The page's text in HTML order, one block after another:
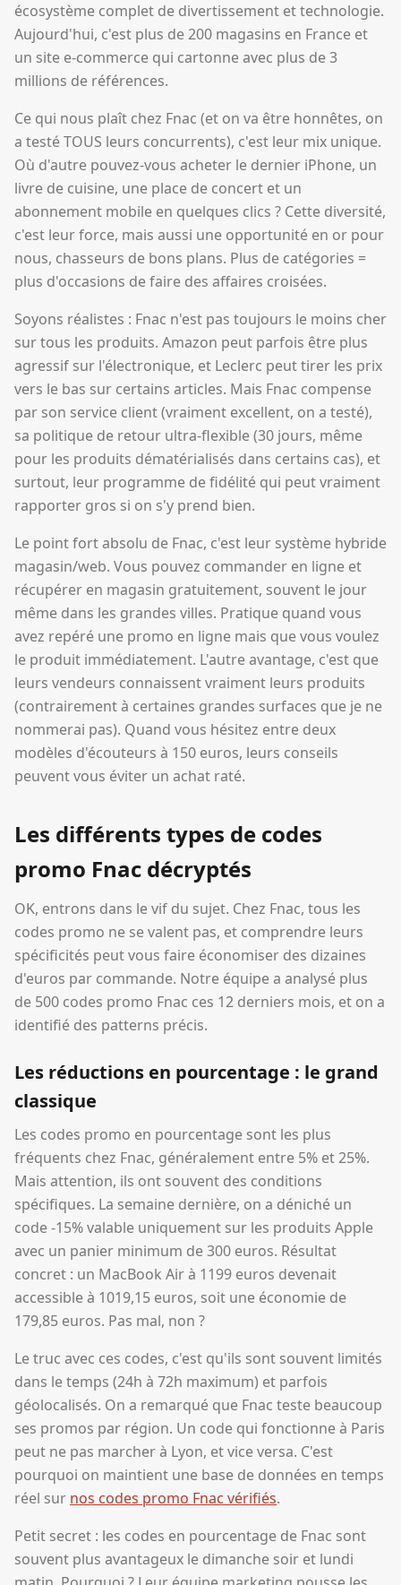
écosystème complet de divertissement et technologie.
Aujourd'hui, c'est plus de 200 magasins en France et
un site e-commerce qui cartonne avec plus de 3
millions de références.
Ce qui nous plaît chez Fnac (et on va être honnêtes, on
a testé TOUS leurs concurrents), c'est leur mix unique.
Où d'autre pouvez-vous acheter le dernier iPhone, un
livre de cuisine, une place de concert et un
abonnement mobile en quelques clics ? Cette diversité,
c'est leur force, mais aussi une opportunité en or pour
nous, chasseurs de bons plans. Plus de catégories =
plus d'occasions de faire des affaires croisées.
Soyons réalistes : Fnac n'est pas toujours le moins cher
sur tous les produits. Amazon peut parfois être plus
agressif sur l'électronique, et Leclerc peut tirer les prix
vers le bas sur certains articles. Mais Fnac compense
par son service client (vraiment excellent, on a testé),
sa politique de retour ultra-flexible (30 jours, même
pour les produits dématérialisés dans certains cas), et
surtout, leur programme de fidélité qui peut vraiment
rapporter gros si on s'y prend bien.
Le point fort absolu de Fnac, c'est leur système hybride
magasin/web. Vous pouvez commander en ligne et
récupérer en magasin gratuitement, souvent le jour
même dans les grandes villes. Pratique quand vous
avez repéré une promo en ligne mais que vous voulez
le produit immédiatement. L'autre avantage, c'est que
leurs vendeurs connaissent vraiment leurs produits
(contrairement à certaines grandes surfaces que je ne
nommerai pas). Quand vous hésitez entre deux
modèles d'écouteurs à 150 euros, leurs conseils
peuvent vous éviter un achat raté.
Les différents types de codes
promo Fnac décryptés
OK, entrons dans le vif du sujet. Chez Fnac, tous les
codes promo ne se valent pas, et comprendre leurs
spécificités peut vous faire économiser des dizaines
d'euros par commande. Notre équipe a analysé plus
de 500 codes promo Fnac ces 12 derniers mois, et on a
identifié des patterns précis.
Les réductions en pourcentage : le grand
classique
Les codes promo en pourcentage sont les plus
fréquents chez Fnac, généralement entre 5% et 25%.
Mais attention, ils ont souvent des conditions
spécifiques. La semaine dernière, on a déniché un
code -15% valable uniquement sur les produits Apple
avec un panier minimum de 300 euros. Résultat
concret : un MacBook Air à 1199 euros devenait
accessible à 1019,15 euros, soit une économie de
179,85 euros. Pas mal, non ?
Le truc avec ces codes, c'est qu'ils sont souvent limités
dans le temps (24h à 72h maximum) et parfois
géolocalisés. On a remarqué que Fnac teste beaucoup
ses promos par région. Un code qui fonctionne à Paris
peut ne pas marcher à Lyon, et vice versa. C'est
pourquoi on maintient une base de données en temps
réel sur nos codes promo Fnac vérifiés.
Petit secret : les codes en pourcentage de Fnac sont
souvent plus avantageux le dimanche soir et lundi